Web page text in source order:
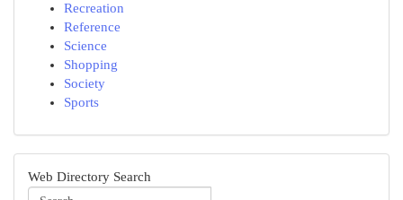
Recreation
Reference
Science
Shopping
Society
Sports
Web Directory Search